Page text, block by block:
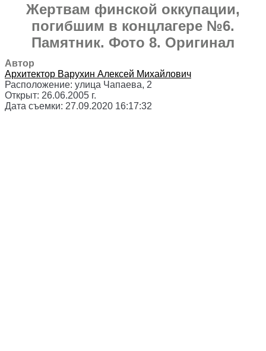
Жертвам финской оккупации,
погибшим в концлагере №6.
Памятник. Фото 8. Оригинал
Автор
Архитектор Варухин Алексей Михайлович
Расположение: улица Чапаева, 2
Открыт: 26.06.2005 г.
Дата съемки: 27.09.2020 16:17:32